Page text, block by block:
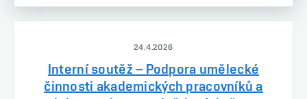
24.4.2026
Interní soutěž – Podpora umělecké
činnosti akademických pracovníků a